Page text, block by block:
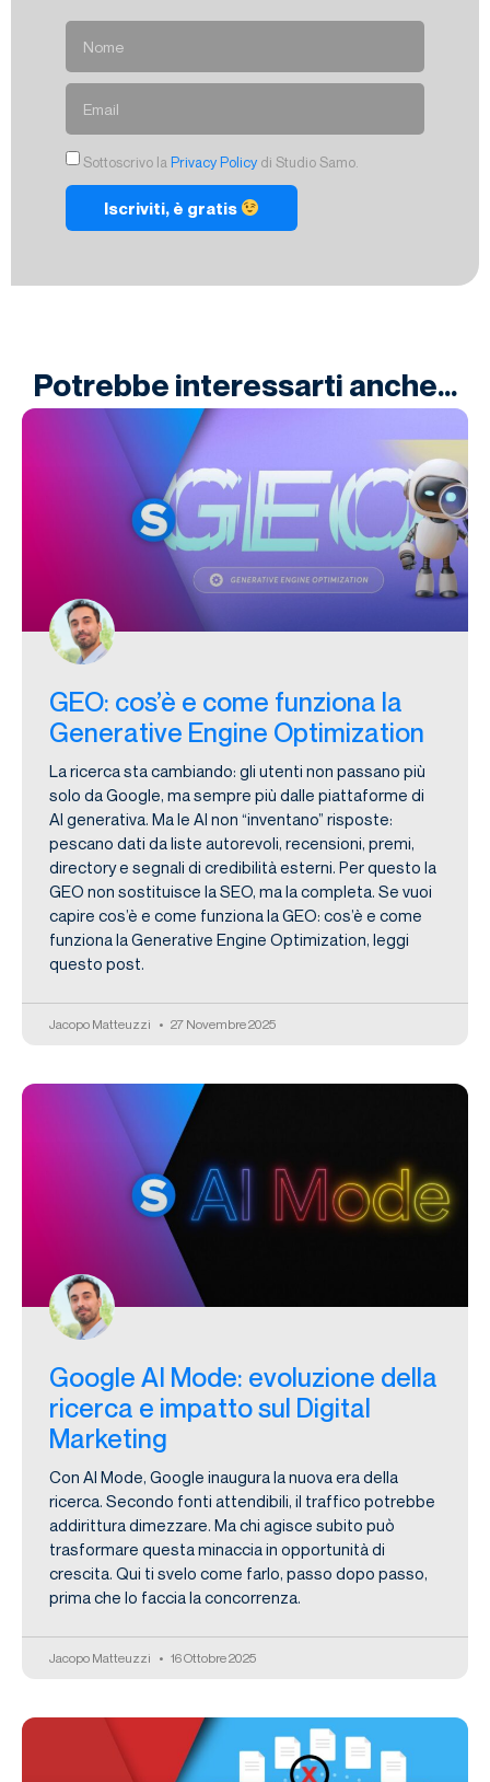
Sottoscrivo la Privacy Policy di Studio Samo.
Iscriviti, è gratis
Potrebbe interessarti anche...
GEO: cos’è e come funziona la
Generative Engine Optimization
La ricerca sta cambiando: gli utenti non passano più
solo da Google, ma sempre più dalle piattaforme di
AI generativa. Ma le AI non “inventano” risposte:
pescano dati da liste autorevoli, recensioni, premi,
directory e segnali di credibilità esterni. Per questo la
GEO non sostituisce la SEO, ma la completa. Se vuoi
capire cos’è e come funziona la GEO: cos’è e come
funziona la Generative Engine Optimization, leggi
questo post.
Jacopo Matteuzzi 27 Novembre 2025
Google AI Mode: evoluzione della
ricerca e impatto sul Digital
Marketing
Con AI Mode, Google inaugura la nuova era della
ricerca. Secondo fonti attendibili, il traffico potrebbe
addirittura dimezzare. Ma chi agisce subito può
trasformare questa minaccia in opportunità di
crescita. Qui ti svelo come farlo, passo dopo passo,
prima che lo faccia la concorrenza.
Jacopo Matteuzzi 16 Ottobre 2025